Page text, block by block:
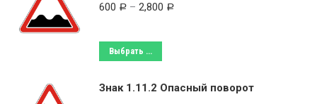
600 Р – 2,800 Р
Выбрать ...
Знак 1.11.2 Опасный поворот